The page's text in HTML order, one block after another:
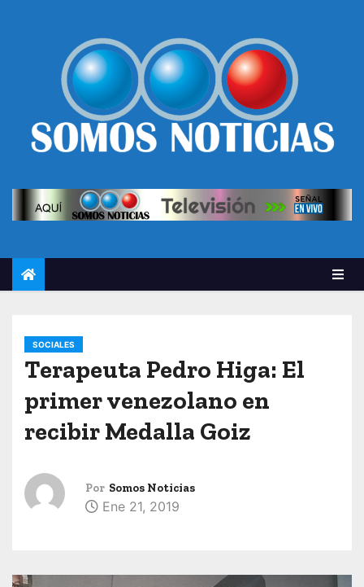
SOCIALES
Terapeuta Pedro Higa: El
primer venezolano en
recibir Medalla Goiz
Por Somos Noticias
Ene 21, 2019